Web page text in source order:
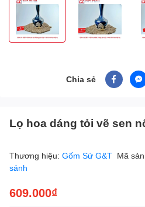
Chia sẻ
Lọ hoa dáng tỏi vẽ sen
Thương hiệu: Gốm Sứ G&T Mã
sánh
609.000₫